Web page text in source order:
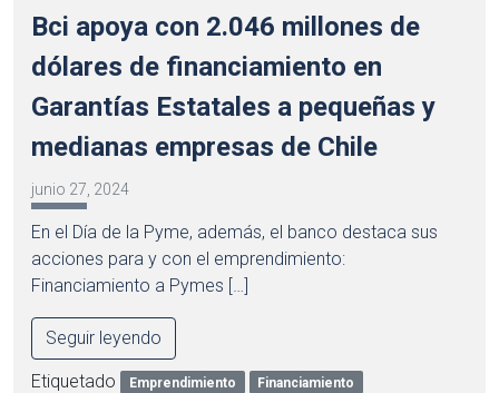
Bci apoya con 2.046 millones de
dólares de financiamiento en
Garantías Estatales a pequeñas y
medianas empresas de Chile
junio 27, 2024
En el Día de la Pyme, además, el banco destaca sus
acciones para y con el emprendimiento:
Financiamiento a Pymes […]
Seguir leyendo
Etiquetado Emprendimiento
Financiamiento